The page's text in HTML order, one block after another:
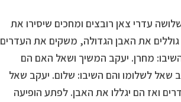
עדרי צאן רובצים ומחכים שיסירו את
את האבן הגדולה, משקים את העדרים
מחרן. יעקב המשיך ושאל האם הם
שאל לשלומו והם השיבו: שלום. יעקב שאל
ואז הם יגללו את האבן. לפתע הופיעה